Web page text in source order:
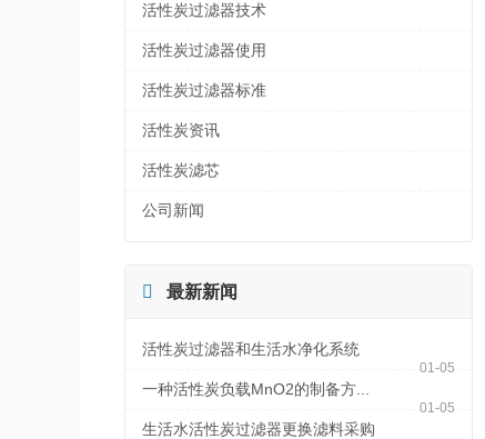
活性炭过滤器技术
活性炭过滤器使用
活性炭过滤器标准
活性炭资讯
活性炭滤芯
公司新闻
 最新新闻
活性炭过滤器和生活水净化系统
01-05
一种活性炭负载MnO2的制备方...
01-05
生活水活性炭过滤器更换滤料采购